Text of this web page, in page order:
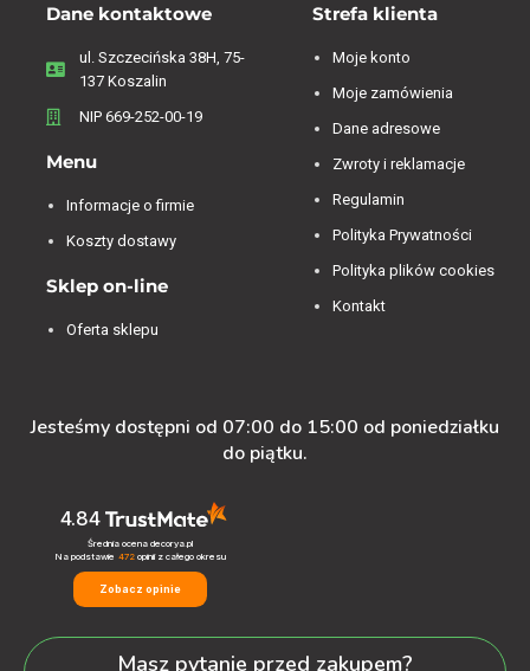
Dane kontaktowe
ul. Szczecińska 38H, 75-
137 Koszalin
NIP 669-252-00-19
Menu
Informacje o firmie
Koszty dostawy
Sklep on-line
Oferta sklepu
Strefa klienta
Moje konto
Moje zamówienia
Dane adresowe
Zwroty i reklamacje
Regulamin
Polityka Prywatności
Polityka plików cookies
Kontakt
Jesteśmy dostępni od 07:00 do 15:00 od poniedziałku
do piątku.
4.84
Średnia ocena decorya.pl
Na podstawie 472opinii z całego okresu
Zobacz opinie
Masz pytanie przed zakupem?